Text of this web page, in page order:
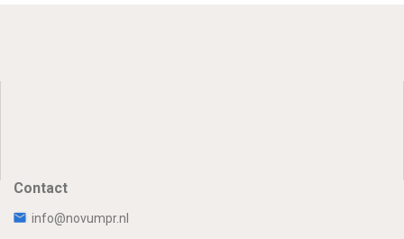
Contact
info@novumpr.nl